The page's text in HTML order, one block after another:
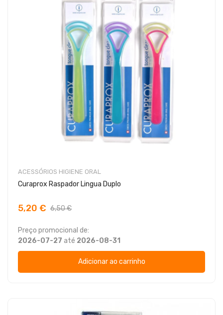
ACESSÓRIOS HIGIENE ORAL
Curaprox Raspador Lingua Duplo
5,20 € 6,50 €
Preço promocional de:
2026-07-27 até 2026-08-31
Adicionar ao carrinho